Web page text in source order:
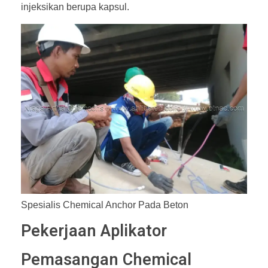
injeksikan berupa kapsul.
Spesialis Chemical Anchor Pada Beton
Pekerjaan Aplikator
Pemasangan Chemical